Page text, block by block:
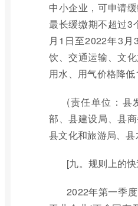
中小企业，可申请
最长缓缴期不超过3
月1日至2022年3月
饮、交通运输、文
用水、用气价格降低
(责任单位：县
部、县建设局、县商
县文化和旅游局、
[九。规则上的
2022年第一季